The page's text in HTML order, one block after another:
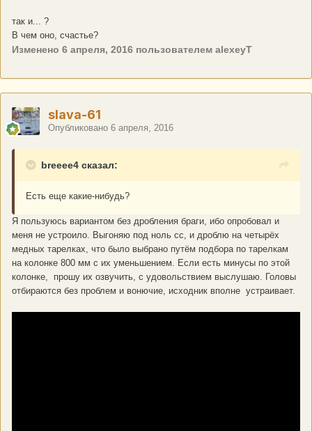
так и... ?
В чем оно, счастье?
Изменено 6 апреля, 2016 пользователем alexeyT
slava-61
Опубликовано 6 апреля, 2016
breeee4 сказал:
Есть еще какие-нибудь?
Я пользуюсь вариантом без дробления браги, ибо опробовал и
меня не устроило. Выгоняю под ноль сс, и дроблю на четырёх
медных тарелках, что было выбрано путём подбора по тарелкам
на колонке 800 мм с их уменьшением. Если есть минусы по этой
колонке, прошу их озвучить, с удовольствием выслушаю. Головы
отбираются без проблем и вонючие, исходник вполне устраивает.